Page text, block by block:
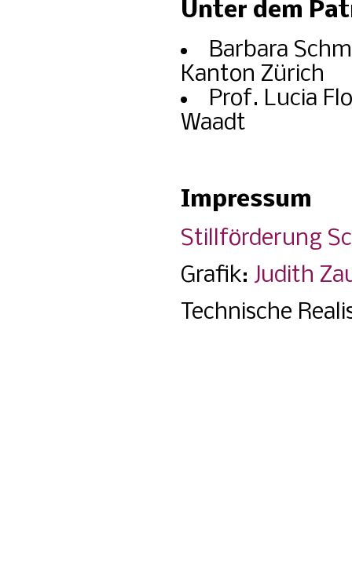
Unter dem
Barbara
Kanton Zürich
Prof. Lucia
Waadt
Impressum
Stillförderung
Grafik: Judith
Technische